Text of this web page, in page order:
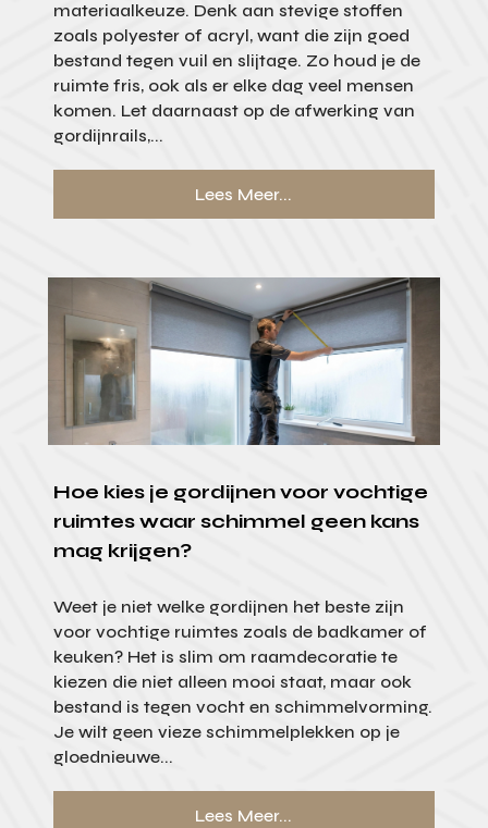
materiaalkeuze. Denk aan stevige stoffen
zoals polyester of acryl, want die zijn goed
bestand tegen vuil en slijtage. Zo houd je de
ruimte fris, ook als er elke dag veel mensen
komen. Let daarnaast op de afwerking van
gordijnrails,...
Lees Meer...
Hoe kies je gordijnen voor vochtige
ruimtes waar schimmel geen kans
mag krijgen?
Weet je niet welke gordijnen het beste zijn
voor vochtige ruimtes zoals de badkamer of
keuken? Het is slim om raamdecoratie te
kiezen die niet alleen mooi staat, maar ook
bestand is tegen vocht en schimmelvorming.
Je wilt geen vieze schimmelplekken op je
gloednieuwe...
Lees Meer...